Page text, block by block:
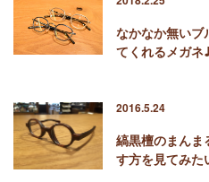
なかなか無いブ
てくれるメガネ
2016.5.24
縞黒檀のまんま
す方を見てみ